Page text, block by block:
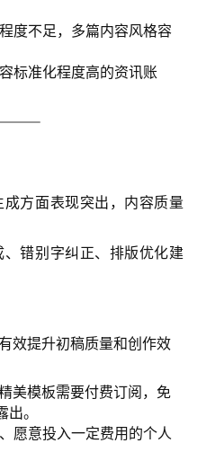
度不足，多篇内容风格容
标准化程度高的资讯账
方面表现突出，内容质量
错别字纠正、排版优化建
效提升初稿质量和创作效
美模板需要付费订阅，免
。
愿意投入一定费用的个人